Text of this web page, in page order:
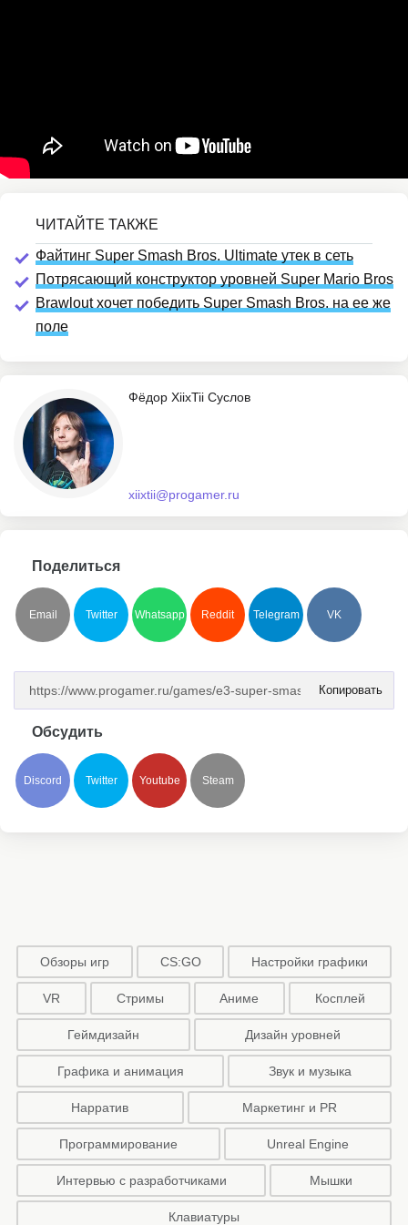
Файтинг Super Smash Bros. Ultimate утек в сеть
Потрясающий конструктор уровней Super Mario Bros
Brawlout хочет победить Super Smash Bros. на ее же
поле
Фёдор XiixTii Суслов
xiixtii@progamer.ru
Поделиться
Email Twitter Whatsapp Reddit Telegram VK
Копировать
Обсудить
Discord Twitter Youtube Steam
Обзоры игр CS:GO Настройки графики
VR Стримы Аниме Косплей
Геймдизайн Дизайн уровней
Графика и анимация Звук и музыка
Нарратив Маркетинг и PR
Программирование Unreal Engine
Интервью с разработчиками Мышки
Клавиатуры